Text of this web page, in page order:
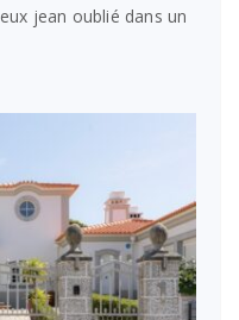
jean oublié dans un